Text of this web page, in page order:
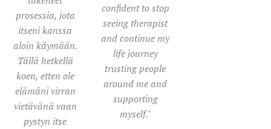
prosessia, jota
itseni kanssa
aloin käymään.
Tällä hetkellä
koen, etten ole
elämäni virran
vietävänä vaan
pystyn itse
confident to stop
seeing therapist
and continue my
life journey
trusting people
around me and
supporting
myself."